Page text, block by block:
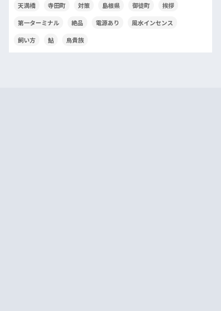
天満橋 寺田町 対策 島根県 御徒町 挨拶
第一ターミナル 絶品 電源あり 風水インセンス
飼い方 鮎 鳥貴族